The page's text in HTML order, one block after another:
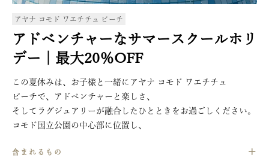
アヤナ コモド ワエチチュ ビーチ
アドベンチャーなサマースクールホリ
デー｜最大20％OFF
この夏休みは、お子様と一緒にアヤナ コモド ワエチチュ
ビーチで、アドベンチャーと楽しさ、
そしてラグジュアリーが融合したひとときをお過ごしください。
コモド国立公園の中心部に位置し、
大自然に包まれたご家族でのご滞在に最適なデスティネーション
含まれるもの